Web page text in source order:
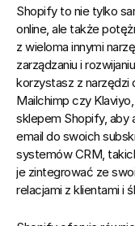
Shopify to nie tylko
online, ale także
z wieloma innymi
zarządzaniu i
korzystasz z narzędzi
Mailchimp czy
sklepem Shopify, aby
email do swoich
systemów CRM,
je zintegrować ze
relacjami z klientami i